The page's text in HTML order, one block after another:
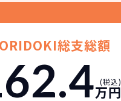
総支総額
万円
(税込)